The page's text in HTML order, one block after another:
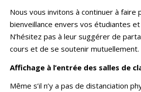
Nous vous invitons à continuer à faire
bienveillance envers vos étudiantes
N’hésitez pas à leur suggérer de
cours et de se soutenir mutuellement.
Affichage à l’entrée des salles de
Même s’il n’y a pas de distanciation